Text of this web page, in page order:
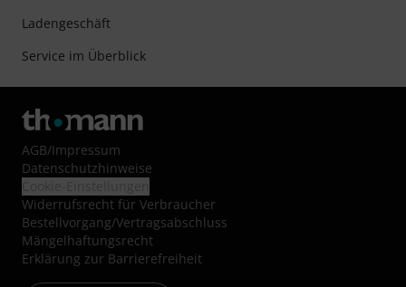
Ladengeschäft
Service im Überblick
AGB/Impressum
Datenschutzhinweise
Widerrufsrecht für Verbraucher
Bestellvorgang/Vertragsabschluss
Mängelhaftungsrecht
Erklärung zur Barrierefreiheit